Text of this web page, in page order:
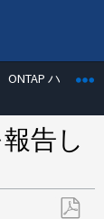
たむ
ONTAP ハード
告し